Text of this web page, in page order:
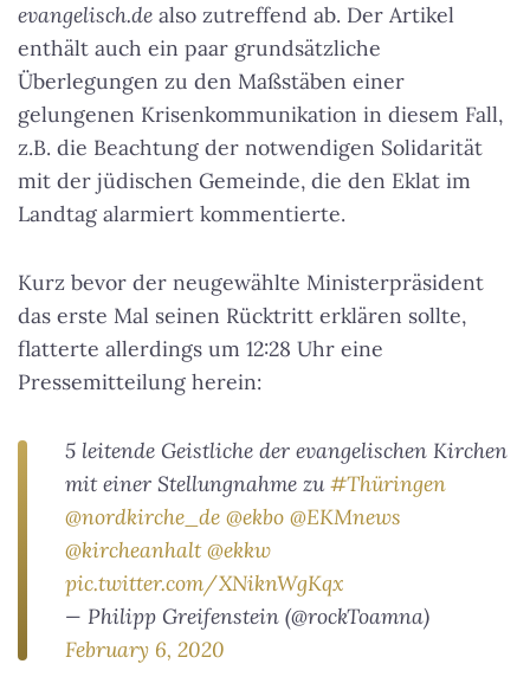
evangelisch.de also zutreffend ab. Der Artikel
enthält auch ein paar grundsätzliche
Überlegungen zu den Maßstäben einer
gelungenen Krisenkommunikation in diesem Fall,
z.B. die Beachtung der notwendigen Solidarität
mit der jüdischen Gemeinde, die den Eklat im
Landtag alarmiert kommentierte.
Kurz bevor der neugewählte Ministerpräsident
das erste Mal seinen Rücktritt erklären sollte,
flatterte allerdings um 12:28 Uhr eine
Pressemitteilung herein:
5 leitende Geistliche der evangelischen Kirchen
mit einer Stellungnahme zu #Thüringen
@nordkirche_de @ekbo @EKMnews
@kircheanhalt @ekkw
pic.twitter.com/XNiknWgKqx
— Philipp Greifenstein (@rockToamna)
February 6, 2020